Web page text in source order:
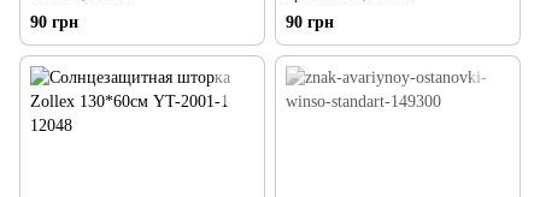
90 грн
90 грн